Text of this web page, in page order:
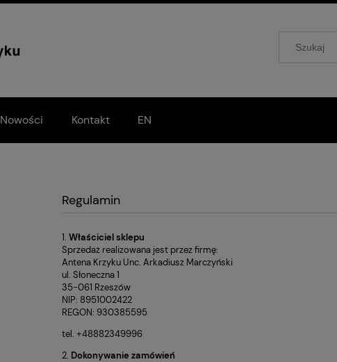
Nowości Kontakt EN
Regulamin
1. Właściciel sklepu
Sprzedaż realizowana jest przez firmę:
Antena Krzyku Unc. Arkadiusz Marczyński
ul. Słoneczna 1
35-061 Rzeszów
NIP: 8951002422
REGON: 930385595
tel. +48882349996
2. Dokonywanie zamówień